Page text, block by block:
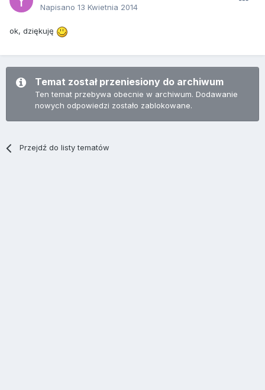
Napisano 13 Kwietnia 2014
ok, dziękuję
Temat został przeniesiony do archiwum
Ten temat przebywa obecnie w archiwum. Dodawanie
nowych odpowiedzi zostało zablokowane.
Przejdź do listy tematów